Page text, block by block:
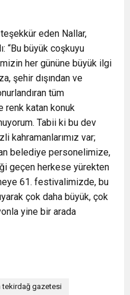
eden Nallar,
“Bu büyük coşkuyu
her gününe büyük ilgi
şehir dışından ve
tüm
katan konuk
Tabii ki bu dev
kahramanlarımız var;
belediye personelimize,
geçen herkese yürekten
61. festivalimizde, bu
çok daha büyük, çok
yine bir arada
tekirdağ gazetesi